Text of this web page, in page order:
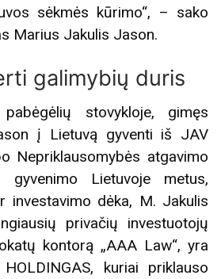
sėkmės kūrimo“, – sako
Marius Jakulis Jason.
galimybių duris
stovykloje, gimęs
į Lietuvą gyventi iš JAV
Nepriklausomybės atgavimo
gyvenimo Lietuvoje metus,
investavimo dėka, M. Jakulis
privačių investuotojų
kontorą „AAA Law“, yra
kuriai priklauso